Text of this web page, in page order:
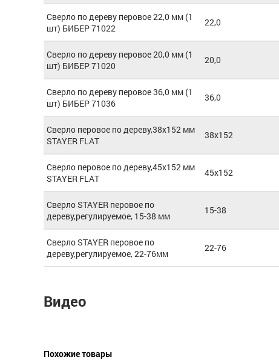
Сверло по дереву перовое 22,0 мм (1
шт) БИБЕР 71022
22,0
Сверло по дереву перовое 20,0 мм (1
шт) БИБЕР 71020
20,0
Сверло по дереву перовое 36,0 мм (1
шт) БИБЕР 71036
36,0
Сверло перовое по дереву,38х152 мм
STAYER FLAT
38x152
Сверло перовое по дереву,45х152 мм
STAYER FLAT
45x152
Сверло STAYER перовое по
дереву,регулируемое, 15-38 мм
15-38
Сверло STAYER перовое по
дереву,регулируемое, 22-76мм
22-76
Видео
Похожие товары